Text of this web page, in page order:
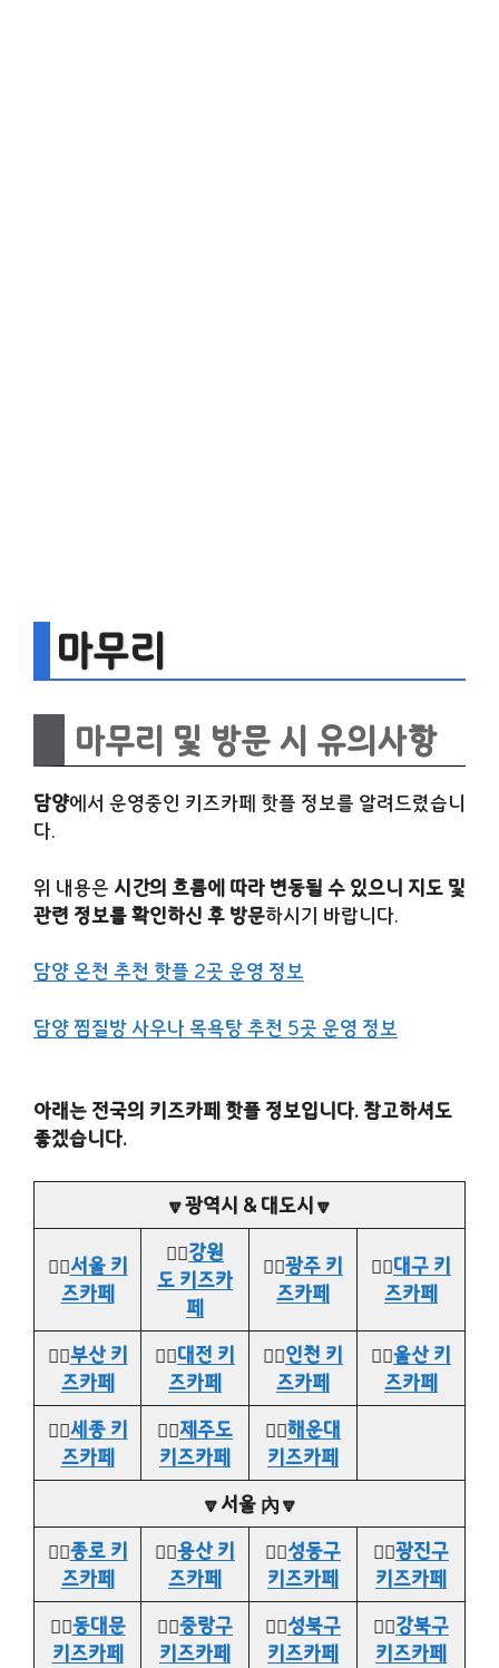
마무리
마무리 및 방문 시 유의사항
담양에서 운영중인 키즈카페 핫플 정보를 알려드렸습니
다.
위 내용은 시간의 흐름에 따라 변동될 수 있으니 지도 및
관련 정보를 확인하신 후 방문하시기 바랍니다.
담양 온천 추천 핫플 2곳 운영 정보
담양 찜질방 사우나 목욕탕 추천 5곳 운영 정보
아래는 전국의 키즈카페 핫플 정보입니다. 참고하셔도
좋겠습니다.
🔽광역시 & 대도시🔽
👉🏻서울 키
즈카페
👉🏻강원
도 키즈카
페
👉🏻광주 키
즈카페
👉🏻대구 키
즈카페
👉🏻부산 키
즈카페
👉🏻대전 키
즈카페
👉🏻인천 키
즈카페
👉🏻울산 키
즈카페
👉🏻세종 키
즈카페
👉🏻제주도
키즈카페
👉🏻해운대
키즈카페
🔽서울 內🔽
👉🏻종로 키
즈카페
👉🏻용산 키
즈카페
👉🏻성동구
키즈카페
👉🏻광진구
키즈카페
👉🏻동대문
키즈카페
👉🏻중랑구
키즈카페
👉🏻성북구
키즈카페
👉🏻강북구
키즈카페